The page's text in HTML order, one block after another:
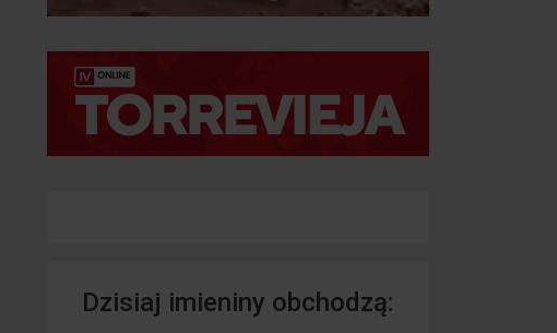
Dzisiaj imieniny obchodzą: